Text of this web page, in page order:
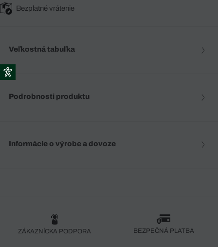
Bezplatné vrátenie
Veľkostná tabuľka
Podrobnosti produktu
Informácie o výrobe a dovoze
ZÁKAZNÍCKA PODPORA BEZPEČNÁ PLATBA